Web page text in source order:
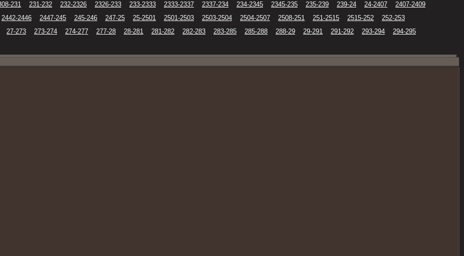
231 231-232 232-2326 2326-233 233-2333 2333-2337 2337-234 234-2345 2345-235 235-239 239-24 24-2407
2407-2409
2442-2446 2447-245 245-246 247-25 25-2501 2501-2503 2503-2504 2504-2507 2508-251 251-2515 2515-252
252-253
27-273 273-274 274-277 277-28 28-281 281-282 282-283 283-285 285-288 288-29 29-291 291-292 293-294
294-295